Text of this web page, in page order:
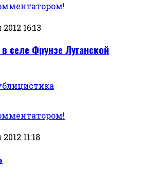
16:13
селе Фрунзе Луганской
11:18